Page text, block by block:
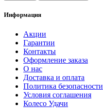
Информация
Акции
Гарантии
Контакты
Оформление заказа
О нас
Доставка и оплата
Политика безопасности
Условия соглашения
Колесо Удачи